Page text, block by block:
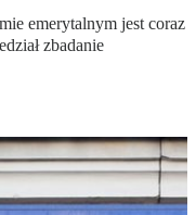
emerytalnym jest coraz
zbadanie